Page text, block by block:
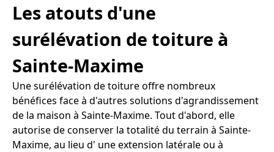
Les atouts d'une
surélévation de toiture à
Sainte-Maxime
Une surélévation de toiture offre nombreux
bénéfices face à d'autres solutions d'agrandissement
de la maison à Sainte-Maxime. Tout d'abord, elle
autorise de conserver la totalité du terrain à Sainte-
Maxime, au lieu d' une extension latérale ou à